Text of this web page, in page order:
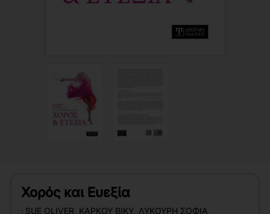
Χορός και Ευεξία
: SUE OLIVER ΚΆΡΚΟΥ ΒΊΚΥ ΛΥΚΟΎΡΗ ΣΟΦΊΑ